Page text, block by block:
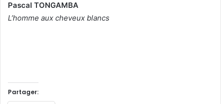
Pascal TONGAMBA
L’homme aux cheveux blancs
Partager: